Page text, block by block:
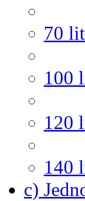
70
100
120
140
c)